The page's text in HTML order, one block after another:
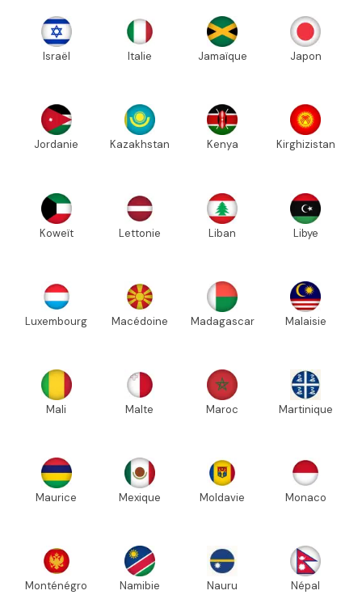
Israël Italie Jamaïque Japon
Jordanie Kazakhstan Kenya Kirghizistan
Koweït Lettonie Liban Libye
Luxembourg Macédoine Madagascar Malaisie
Mali Malte Maroc Martinique
Maurice Mexique Moldavie Monaco
Monténégro Namibie Nauru Népal